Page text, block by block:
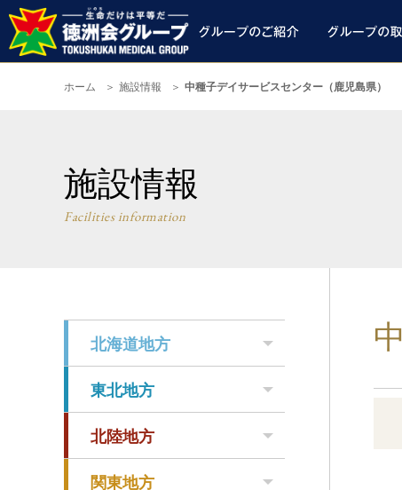
ホーム 施設情報 中種子デイサービスセンター（鹿児島県）
施設情報
Facilities information
北海道地方
東北地方
北陸地方
関東地方